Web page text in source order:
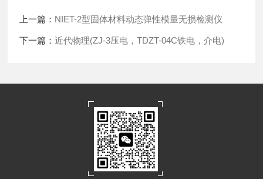
上一篇： NIET-2型固体材料动态弹性模量无损检测仪
下一篇：近代物理(ZJ-3压电，TDZT-04C铁电，介电)